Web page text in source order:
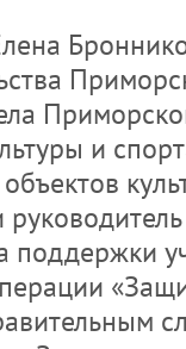
и
поддержки